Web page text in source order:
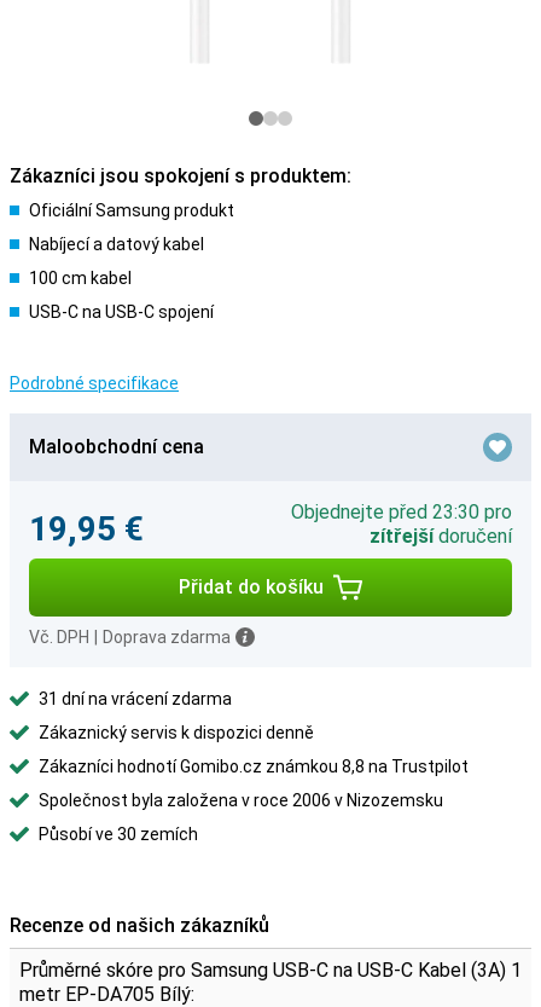
Zákazníci jsou spokojení s produktem:
Oficiální Samsung produkt
Nabíjecí a datový kabel
100 cm kabel
USB-C na USB-C spojení
Podrobné specifikace
Maloobchodní cena
19,95 €
Objednejte před 23:30 pro
zítřejšídoručení
Přidat do košíku
Vč. DPH Doprava zdarma
31 dní na vrácení zdarma
Zákaznický servis k dispozici denně
Zákazníci hodnotí Gomibo.cz známkou 8,8 na Trustpilot
Společnost byla založena v roce 2006 v Nizozemsku
Působí ve 30 zemích
Recenze od našich zákazníků
Průměrné skóre pro Samsung USB-C na USB-C Kabel (3A) 1
metr EP-DA705 Bílý: